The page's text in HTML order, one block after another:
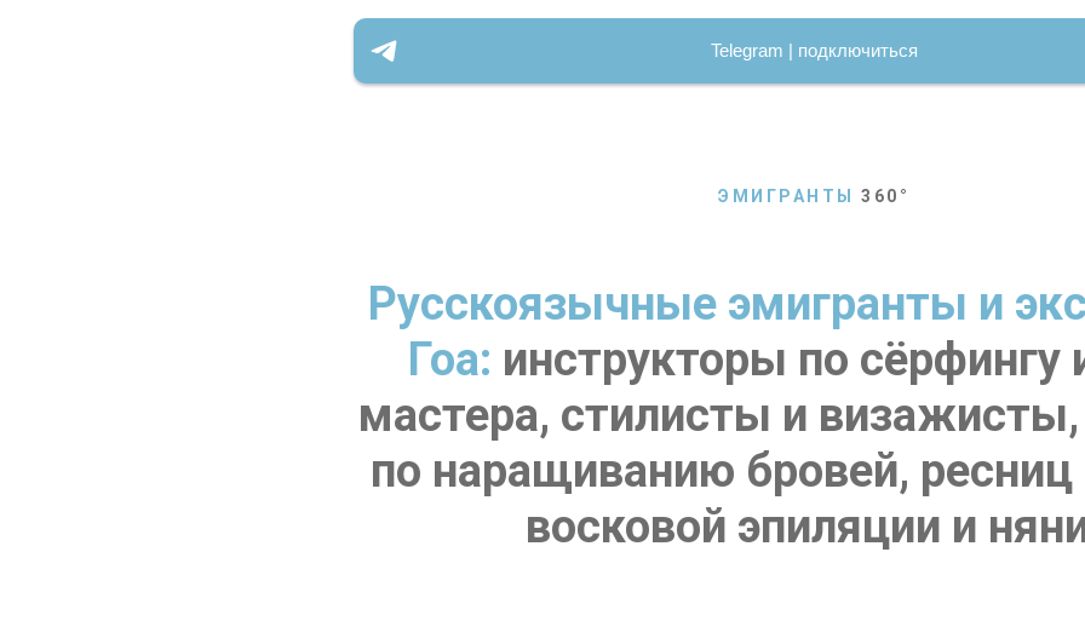
Telegram | подключиться
ЭМИГРАНТЫ 360 °
Русскоязычные эмигранты и
Гоа: инструкторы по сёрфингу
мастера, стилисты и
по наращиванию бровей, ресниц
восковой эпиляции и